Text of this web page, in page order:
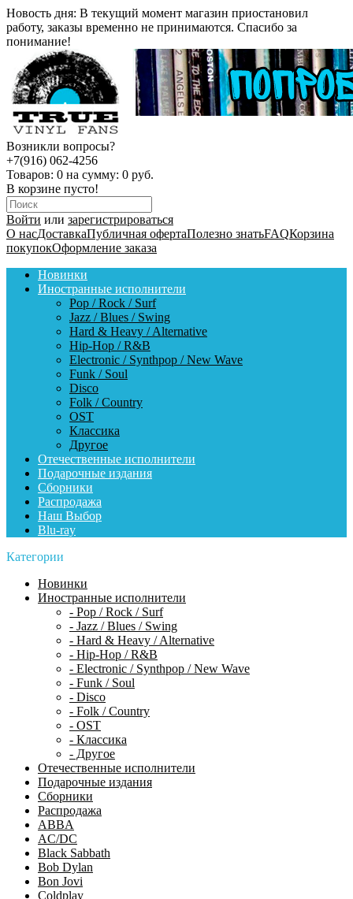
Новость дня: В текущий момент магазин приостановил
работу, заказы временно не принимаются. Спасибо за
понимание!
Возникли вопросы?
+7(916) 062-4256
Товаров: 0 на сумму: 0 руб.
В корзине пусто!
Войти или зарегистрироваться
О насДоставкаПубличная офертаПолезно знатьFAQКорзина
покупокОформление заказа
Новинки
Иностранные исполнители
Pop / Rock / Surf
Jazz / Blues / Swing
Hard & Heavy / Alternative
Hip-Hop / R&B
Electronic / Synthpop / New Wave
Funk / Soul
Disco
Folk / Country
OST
Классика
Другое
Отечественные исполнители
Подарочные издания
Сборники
Распродажа
Наш Выбор
Blu-ray
Категории
Новинки
Иностранные исполнители
- Pop / Rock / Surf
- Jazz / Blues / Swing
- Hard & Heavy / Alternative
- Hip-Hop / R&B
- Electronic / Synthpop / New Wave
- Funk / Soul
- Disco
- Folk / Country
- OST
- Классика
- Другое
Отечественные исполнители
Подарочные издания
Сборники
Распродажа
ABBA
AC/DC
Black Sabbath
Bob Dylan
Bon Jovi
Coldplay